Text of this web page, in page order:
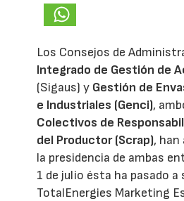
Los Consejos de
Integrado de Gestión de
(Sigaus) y Gestión de
e Industriales (Genci),
Colectivos de
del Productor (Scrap), han
la presidencia de ambas
1 de julio ésta ha pasado a
TotalEnergies Marketing